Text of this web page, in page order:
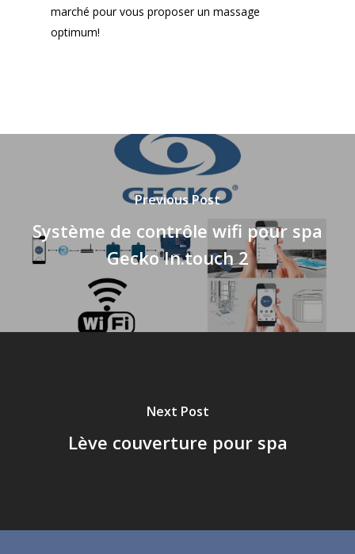
marché pour vous proposer un massage
optimum!
Previous Post
Système de contrôle wifi pour spa
Gecko In.touch 2
Next Post
Lève couverture pour spa